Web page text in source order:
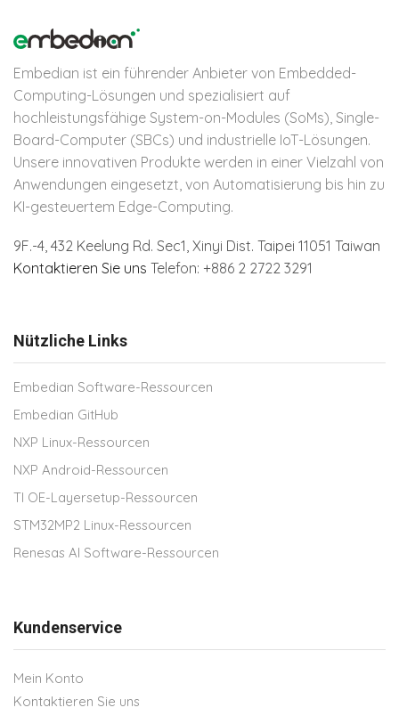
Embedian ist ein führender Anbieter von Embedded-
Computing-Lösungen und spezialisiert auf
hochleistungsfähige System-on-Modules (SoMs), Single-
Board-Computer (SBCs) und industrielle IoT-Lösungen.
Unsere innovativen Produkte werden in einer Vielzahl von
Anwendungen eingesetzt, von Automatisierung bis hin zu
KI-gesteuertem Edge-Computing.
9F.-4, 432 Keelung Rd. Sec1, Xinyi Dist. Taipei 11051 Taiwan
Kontaktieren Sie uns Telefon: +886 2 2722 3291
Nützliche Links
Embedian Software-Ressourcen
Embedian GitHub
NXP Linux-Ressourcen
NXP Android-Ressourcen
TI OE-Layersetup-Ressourcen
STM32MP2 Linux-Ressourcen
Renesas AI Software-Ressourcen
Kundenservice
Mein Konto
Kontaktieren Sie uns